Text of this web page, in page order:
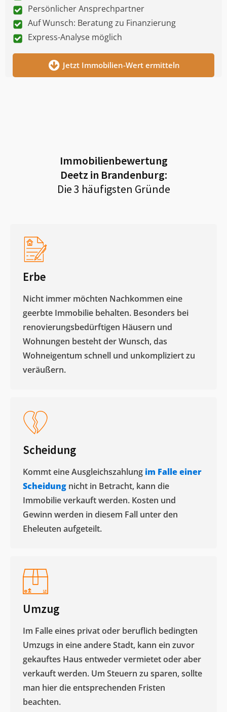
Persönlicher Ansprechpartner
Auf Wunsch: Beratung zu Finanzierung
Express-Analyse möglich
Jetzt Immobilien-Wert ermitteln
Immobilienbewertung
Deetz in Brandenburg:
Die 3 häufigsten Gründe
Erbe
Nicht immer möchten Nachkommen eine
geerbte Immobilie behalten. Besonders bei
renovierungsbedürftigen Häusern und
Wohnungen besteht der Wunsch, das
Wohneigentum schnell und unkompliziert zu
veräußern. ​
Scheidung
Kommt eine Ausgleichszahlung im Falle einer
Scheidung nicht in Betracht, kann die
Immobilie verkauft werden. Kosten und
Gewinn werden in diesem Fall unter den
Eheleuten aufgeteilt.​
Umzug
Im Falle eines privat oder beruflich bedingten
Umzugs in eine andere Stadt, kann ein zuvor
gekauftes Haus entweder vermietet oder aber
verkauft werden. Um Steuern zu sparen, sollte
man hier die entsprechenden Fristen
beachten.